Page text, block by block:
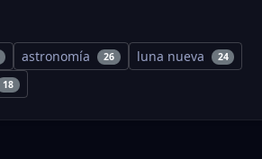
astronomía 26 luna nueva 24
18